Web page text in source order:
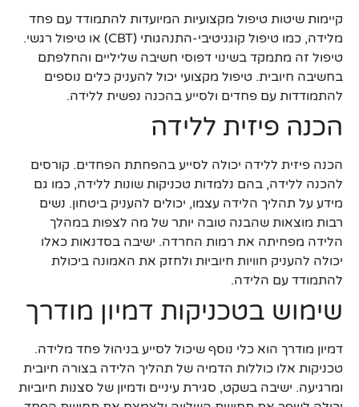
קיימות שיטות טיפול מקצועיות המיועדות להתמודד עם פחד
מלידה, כמו טיפול קוגניטיבי-התנהגותי (CBT) או טיפול רגשי.
טיפול זה מתמקד בשינוי דפוסי חשיבה שליליים והחלפתם
בחשיבה חיובית. טיפול מקצועי יכול להעניק כלים נוספים
להתמודדות עם פחדים ולסייע בהכנה נפשית ללידה.
הכנה פיזית ללידה
הכנה פיזית ללידה יכולה לסייע בהפחתת הפחדים. קורסים
להכנה ללידה, בהם נלמדות טכניקות שונות ללידה, כמו גם
מידע על תהליך הלידה עצמו, יכולים להעניק ביטחון. נשים
רבות מוצאות שהבנה טובה יותר של מה לצפות במהלך
הלידה מפחיתה את רמות החרדה. ישיבה בסדנאות כאלו
יכולה להעניק חוויות חיוביות ולחזק את האמונה ביכולת
להתמודד עם הלידה.
שימוש בטכניקות דמיון מודרך
דמיון מודרך הוא כלי נוסף שיכול לסייע בניהול פחד מלידה.
טכניקות אלו כוללות הדמיה של תהליך הלידה בצורה חיובית
ומרגיעה. ישיבה בשקט, סגירת עיניים ודמיון של סצנות חיוביות